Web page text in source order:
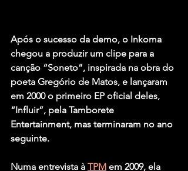
Após o sucesso da demo, o Inkoma
chegou a produzir um clipe para a
canção “Soneto”, inspirada na obra do
poeta Gregório de Matos, e lançaram
em 2000 o primeiro EP oficial deles,
“Influir”, pela Tamborete
Entertainment, mas terminaram no ano
seguinte.
Numa entrevista à TPM em 2009, ela